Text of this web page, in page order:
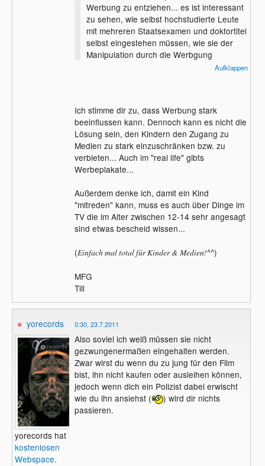
Werbung zu entziehen... es ist interessant
zu sehen, wie selbst hochstudierte Leute
mit mehreren Staatsexamen und doktortitel
selbst eingestehen müssen, wie sie der
Manipulation durch die Werbgung
Aufklappen
Ich stimme dir zu, dass Werbung stark
beeinflussen kann. Dennoch kann es nicht die
Lösung sein, den Kindern den Zugang zu
Medien zu stark einzuschränken bzw. zu
verbieten... Auch im "real life" gibts
Werbeplakate...
Außerdem denke ich, damit ein Kind
"mitreden" kann, muss es auch über Dinge im
TV die im Alter zwischen 12-14 sehr angesagt
sind etwas bescheid wissen...
(Einfach mal total für Kinder & Medien!^^)
MFG
Till
yorecords
yorecords hat
kostenlosen
Webspace.
0:30, 23.7.2011
Also soviel ich weiß müssen sie nicht
gezwungenermaßen eingehalten werden.
Zwar wirst du wenn du zu jung für den Film
bist, ihn nicht kaufen oder ausleihen können,
jedoch wenn dich ein Polizist dabei erwischt
wie du ihn ansiehst (
) wird dir nichts
passieren.